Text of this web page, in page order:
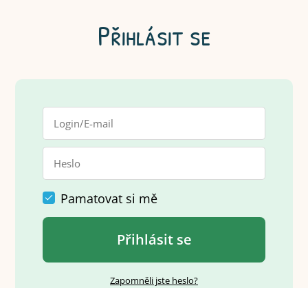
Přihlásit se
Pamatovat si mě
Přihlásit se
Zapomněli jste heslo?